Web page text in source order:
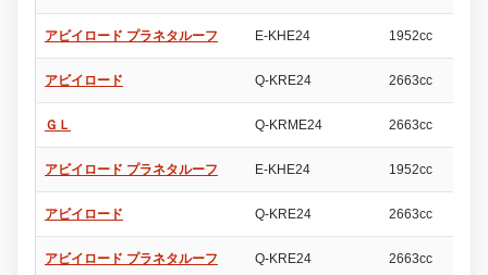
アビイロード プラネタルーフ E-KHE24 1952cc
アビイロード Q-KRE24 2663cc
ＧＬ Q-KRME24 2663cc
アビイロード プラネタルーフ E-KHE24 1952cc
アビイロード Q-KRE24 2663cc
アビイロード プラネタルーフ Q-KRE24 2663cc